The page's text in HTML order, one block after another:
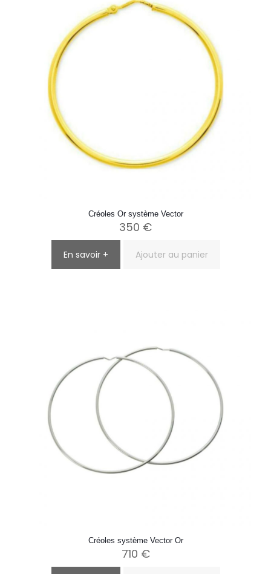
Créoles Or système Vector
350 €
En savoir + Ajouter au panier
Créoles système Vector Or
710 €